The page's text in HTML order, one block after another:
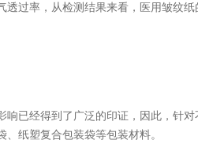
率，从检测结果来看，医用皱纹纸
经得到了广泛的印证，因此，针对
纸塑复合包装袋等包装材料。